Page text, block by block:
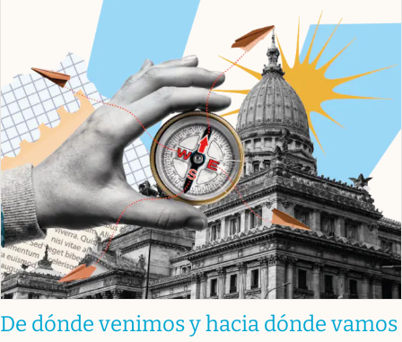
De dónde venimos y hacia dónde vamos